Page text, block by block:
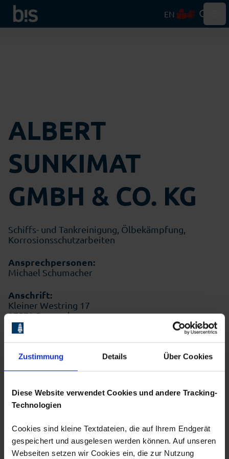
Zustimmung Details Über Cookies
Diese Website verwendet Cookies und andere Tracking-
Technologien
Cookies sind kleine Textdateien, die auf Ihrem Endgerät
gespeichert und ausgelesen werden können. Auf unseren
Webseiten setzen wir Cookies ein, die zur Nutzung
EN
ALBERT
SUNKIMAT
GMBH & CO. KG
Schiffs- und Tankreinigung, Ölbekämpfung,
Korrosionsschutzarbeiten
Ansprechpersonen:
Michael Schumacher
Anschrift:
Kleiner Westring 17
27572 Bremerhaven
Telefon:
E-Mail:
www.sunkimat.de
Änderung vorschlagen